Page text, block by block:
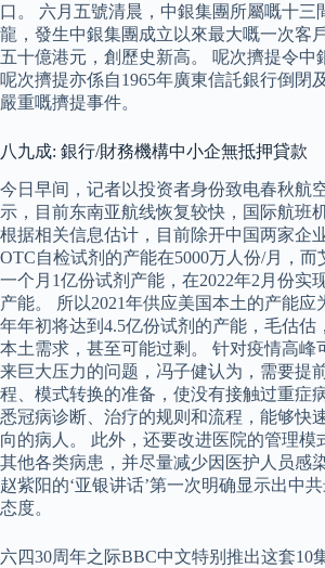
口。 六月五號清晨，中銀集團所屬嘅十三
龍，發生中銀集團成立以來最大嘅一次客
五十億港元，創歷史新高。 呢次擠提令中
呢次擠提亦係自1965年廣東信託銀行倒閉
嚴重嘅擠提事件。
八九成: 銀行/財務機構中小企無抵押貸款
今日早间，记者以投资者身份致电春秋航
示，目前东南亚航线恢复较快，国际航班
根据相关信息估计，目前除开中国两家企
OTC自检试剂的产能在5000万人份/月，而
一个月1亿份试剂产能，在2022年2月份实
产能。 所以2021年供应美国本土的产能应
年年初将达到4.5亿份试剂的产能，毛估估
本土需求，甚至可能过剩。 针对疫情高峰
来巨大压力的问题，冯子健认为，需要提
程、模式转换的准备，使没有接触过重症
悉冠病诊断、治疗的规则和流程，能够快
向的病人。 此外，还要改进医院的管理模
其他各类病患，并尽量减少因医护人员感
赵紫阳的‘亚银讲话’第一次明确显示出中
态度。
六四30周年之际BBC中文特别推出这套10